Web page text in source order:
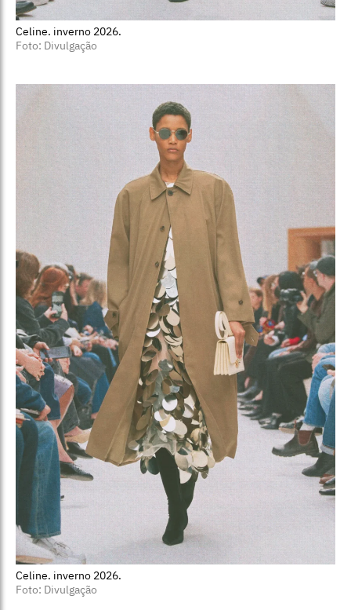
Celine. inverno 2026.
Foto: Divulgação
Celine. inverno 2026.
Foto: Divulgação